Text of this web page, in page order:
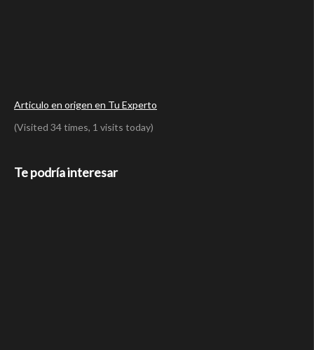
Articulo en origen en Tu Experto
(Visited 34 times, 1 visits today)
Te podría interesar